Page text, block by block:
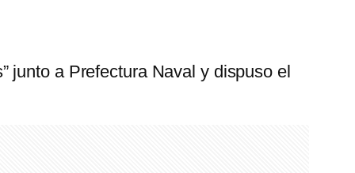
junto a Prefectura Naval y dispuso el